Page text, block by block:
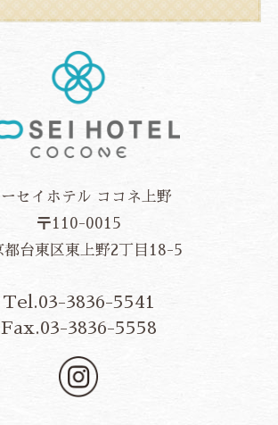
ーセイホテル ココネ上野
〒110-0015
都台東区東上野2丁目18-5
Tel.03-3836-5541
Fax.03-3836-5558